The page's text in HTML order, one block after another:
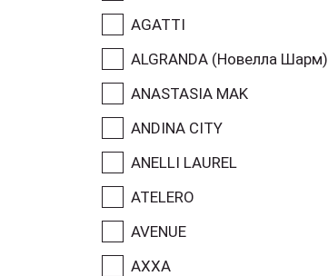
AGATTI
ALGRANDA (Новелла Шарм)
ANASTASIA MAK
ANDINA CITY
ANELLI LAUREL
ATELERO
AVENUE
AXXA